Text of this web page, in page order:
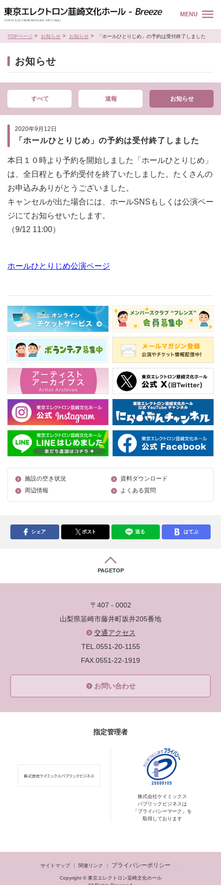
MENU
TOPページ お知らせ お知らせ 「ホールひとりじめ」の予約は受付終了しました
お知らせ
すべて 速報 お知らせ
2020年9月12日
「ホールひとりじめ」の予約は受付終了しました
本日１０時より予約を開始しました「ホールひとりじめ」
は、全日程とも予約受付を終了いたしました。たくさんの
お申込みありがとうございました。
キャンセルが出た場合には、ホールSNSもしくは公演ペー
ジにてお知らせいたします。
（9/12 11:00）
ホールひとりじめ公演ページ
施設の空き状況
資料ダウンロード
周辺情報
よくある質問
シェア ポスト 送る はてぶ
PAGETOP
〒407 - 0002
山梨県韮崎市藤井町坂井205番地
交通アクセス
TEL.0551-20-1155
FAX.0551-22-1919
お問い合わせ
指定管理者
株式会社ケイミックス
パブリックビジネスは
「プライバシーマーク」を
取得しております
サイトマップ 関連リンク プライバシーポリシー
Copyright © 東京エレクトロン韮崎文化ホール